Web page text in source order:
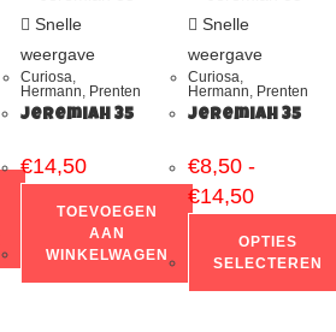
Snelle
weergave
Curiosa
Hermann Prenten
Jeremiah 35
€14,50
TOEVOEGEN
AAN
WINKELWAGEN
Snelle
weergave
Curiosa
Hermann Prenten
Jeremiah 35
€8,50 -
€14,50
OPTIES
SELECTEREN